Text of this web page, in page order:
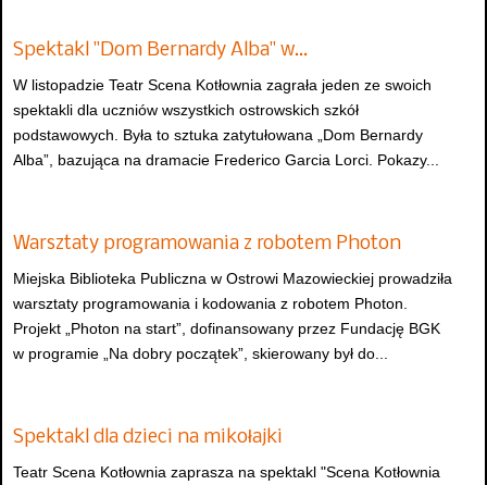
Spektakl "Dom Bernardy Alba" w…
W listopadzie Teatr Scena Kotłownia zagrała jeden ze swoich
spektakli dla uczniów wszystkich ostrowskich szkół
podstawowych. Była to sztuka zatytułowana „Dom Bernardy
Alba”, bazująca na dramacie Frederico Garcia Lorci. Pokazy...
Warsztaty programowania z robotem Photon
Miejska Biblioteka Publiczna w Ostrowi Mazowieckiej prowadziła
warsztaty programowania i kodowania z robotem Photon.
Projekt „Photon na start”, dofinansowany przez Fundację BGK
w programie „Na dobry początek”, skierowany był do...
Spektakl dla dzieci na mikołajki
Teatr Scena Kotłownia zaprasza na spektakl "Scena Kotłownia